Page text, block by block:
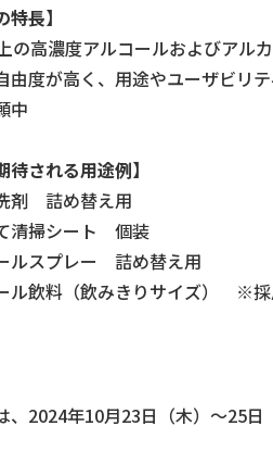
特長】
の高濃度アルコールおよびアル
由度が高く、用途やユーザビリ
中
待される用途例】
剤 詰め替え用
清掃シート 個装
ルスプレー 詰め替え用
ル飲料（飲みきりサイズ） ※採
2024年10月23日（木）～25日